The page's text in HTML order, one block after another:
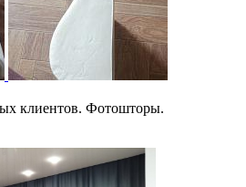
клиентов. Фотошторы.